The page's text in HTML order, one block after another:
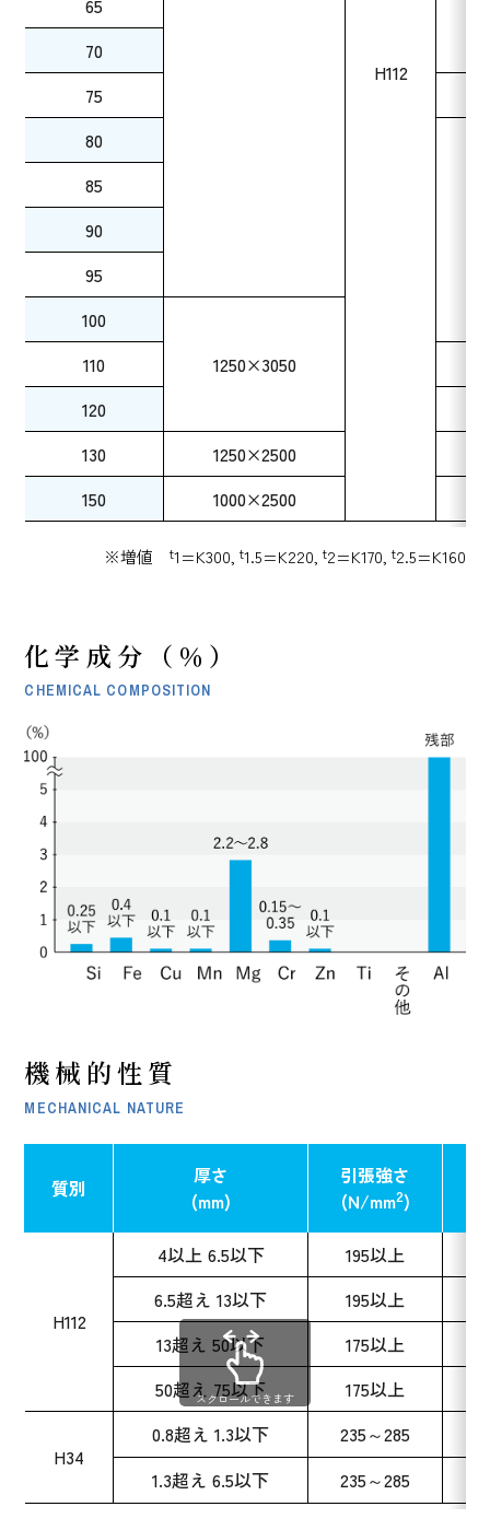
H112
65
70
75
80
85
90
95
100
1250×3050
110
120
130
1250×2500
150
1000×2500
※増値t1=K300,t1.5=K220,t2=K170,t2.5=K160
化学成分（％）
CHEMICAL COMPOSITION
機械的性質
MECHANICAL NATURE
質別
厚さ
(mm)
引張強さ
(N/mm2)
H112
4以上 6.5以下 195以上
6.5超え 13以下
195以上
13超え 50以下
175以上
50超え 75以下
175以上
H34
0.8超え 1.3以下 235～285
1.3超え 6.5以下
235～285
スクロールできます